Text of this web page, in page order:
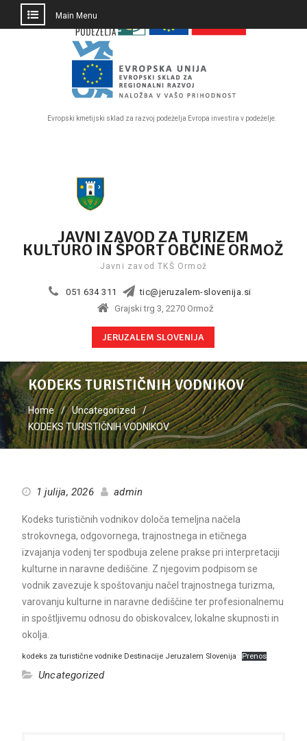
PRESKOČI
Evropski kmetijski sklad za razvoj podeželja Evropa investira v podeželje.
Main Menu
JAVNI ZAVOD ZA TURIZEM
KULTURO IN ŠPORT OBČINE ORMOŽ
Javni zavod TKŠ Ormož
051 634 311
tic@jeruzalem-slovenija.si
Grajski trg 3, 2270 Ormož
JERUZALEM SLOVENIJA
KODEKS TURISTIČNIH VODNIKOV
Home
Uncategorized
KODEKS TURISTIČNIH VODNIKOV
1 julija, 2026 admin
Kodeks turističnih vodnikov določa temeljna načela
strokovnega, odgovornega, trajnostnega in etičnega
izvajanja vodenj ter spodbuja zelene prakse pri interpretaciji
kulturne in naravne dediščine. Z njegovim podpisom se
vodnik zavezuje k spoštovanju načel trajnostnega turizma,
varovanju kulturne in naravne dediščine ter profesionalnemu
in spoštljivemu odnosu do obiskovalcev, lokalne skupnosti in
okolja.
kodeks za turistične vodnike Destinacije Jeruzalem Slovenija Prenos
Uncategorized